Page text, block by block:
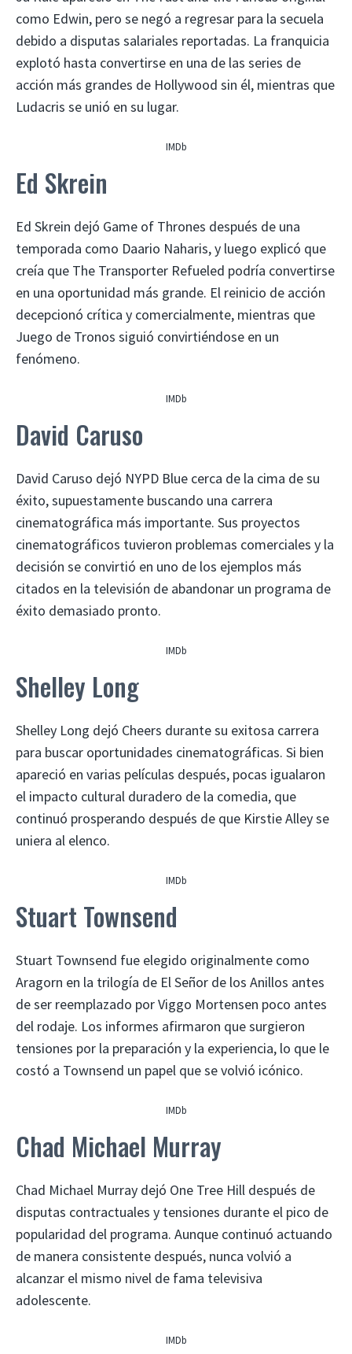
como Edwin, pero se negó a regresar para la secuela
debido a disputas salariales reportadas. La franquicia
explotó hasta convertirse en una de las series de
acción más grandes de Hollywood sin él, mientras que
Ludacris se unió en su lugar.
IMDb
Ed Skrein
Ed Skrein dejó Game of Thrones después de una
temporada como Daario Naharis, y luego explicó que
creía que The Transporter Refueled podría convertirse
en una oportunidad más grande. El reinicio de acción
decepcionó crítica y comercialmente, mientras que
Juego de Tronos siguió convirtiéndose en un
fenómeno.
IMDb
David Caruso
David Caruso dejó NYPD Blue cerca de la cima de su
éxito, supuestamente buscando una carrera
cinematográfica más importante. Sus proyectos
cinematográficos tuvieron problemas comerciales y la
decisión se convirtió en uno de los ejemplos más
citados en la televisión de abandonar un programa de
éxito demasiado pronto.
IMDb
Shelley Long
Shelley Long dejó Cheers durante su exitosa carrera
para buscar oportunidades cinematográficas. Si bien
apareció en varias películas después, pocas igualaron
el impacto cultural duradero de la comedia, que
continuó prosperando después de que Kirstie Alley se
uniera al elenco.
IMDb
Stuart Townsend
Stuart Townsend fue elegido originalmente como
Aragorn en la trilogía de El Señor de los Anillos antes
de ser reemplazado por Viggo Mortensen poco antes
del rodaje. Los informes afirmaron que surgieron
tensiones por la preparación y la experiencia, lo que le
costó a Townsend un papel que se volvió icónico.
IMDb
Chad Michael Murray
Chad Michael Murray dejó One Tree Hill después de
disputas contractuales y tensiones durante el pico de
popularidad del programa. Aunque continuó actuando
de manera consistente después, nunca volvió a
alcanzar el mismo nivel de fama televisiva
adolescente.
IMDb